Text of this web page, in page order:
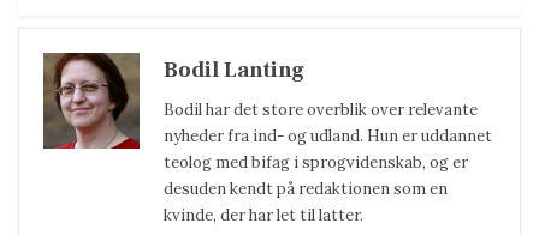
Bodil Lanting
Bodil har det store overblik over relevante
nyheder fra ind- og udland. Hun er uddannet
teolog med bifag i sprogvidenskab, og er
desuden kendt på redaktionen som en
kvinde, der har let til latter.